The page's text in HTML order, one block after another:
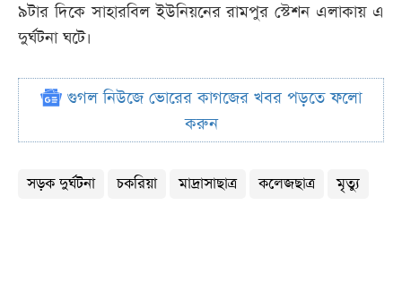
৯টার দিকে সাহারবিল ইউনিয়নের রামপুর স্টেশন এলাকায় এ
দুর্ঘটনা ঘটে।
গুগল নিউজে ভোরের কাগজের খবর পড়তে ফলো
করুন
সড়ক দুর্ঘটনা চকরিয়া মাদ্রাসাছাত্র কলেজছাত্র মৃত্যু